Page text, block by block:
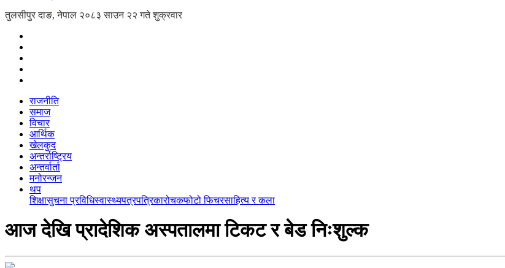
तुलसीपुर दाङ, नेपाल २०८३ साउन २२ गते शुक्रवार
राजनीति
समाज
विचार
आर्थिक
खेलकुद
अन्तर्राष्ट्रिय
अन्तर्वार्ता
मनोरन्जन
थप
शिक्षासुचना प्रविधिस्वास्थ्यपत्रपत्रिकारोचकफोटो फिचरसाहित्य र कला
आज देखि प्रादेशिक अस्पतालमा टिकट र बेड निःशुल्क